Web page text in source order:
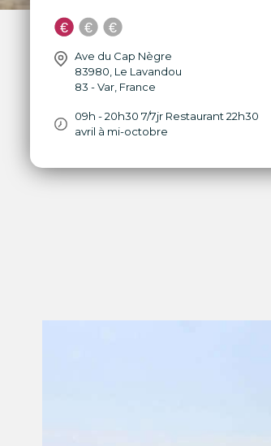
Ave du Cap Nègre
83980 Le Lavandou
83 - Var France
09h - 20h30 7/7jr Restaurant 22h30
avril à mi-octobre